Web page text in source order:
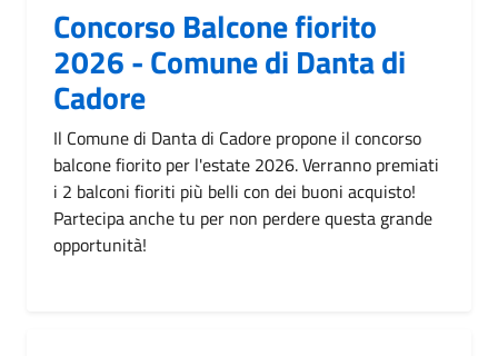
Concorso Balcone fiorito
2026 - Comune di Danta di
Cadore
Il Comune di Danta di Cadore propone il concorso
balcone fiorito per l'estate 2026. Verranno premiati
i 2 balconi fioriti più belli con dei buoni acquisto!
Partecipa anche tu per non perdere questa grande
opportunità!